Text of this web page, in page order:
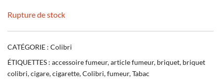
Rupture de stock
CATÉGORIE : Colibri
ÉTIQUETTES : accessoire fumeur,article fumeur, briquet, briquet
colibri,cigare,cigarette,Colibri,fumeur,Tabac